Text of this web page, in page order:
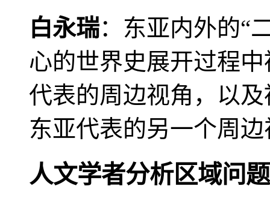
白永瑞：东亚内外的“
心的世界史展开过程
代表的周边视角，以
东亚代表的另一个周
人文学者分析区域问题